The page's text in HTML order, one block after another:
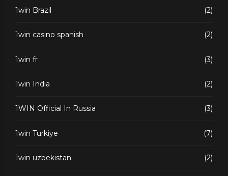
1win Brazil (2)
1win casino spanish (2)
1win fr (3)
1win India (2)
1WIN Official In Russia (3)
1win Turkiye (7)
1win uzbekistan (2)